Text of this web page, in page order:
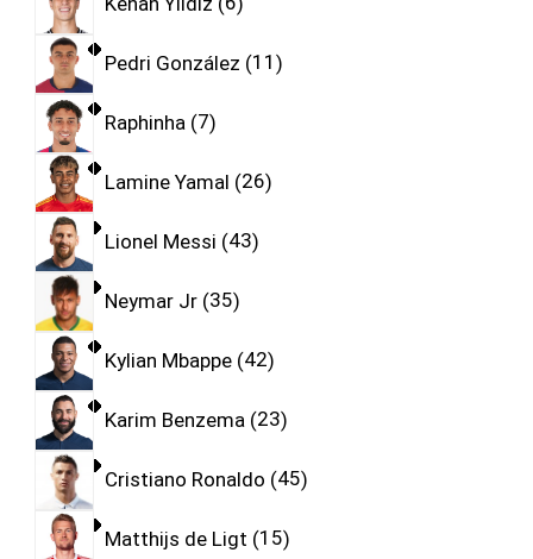
Pedri González 11
Raphinha 7
Lamine Yamal 26
Lionel Messi 43
Neymar Jr 35
Kylian Mbappe 42
Karim Benzema 23
Cristiano Ronaldo 45
Matthijs de Ligt 15